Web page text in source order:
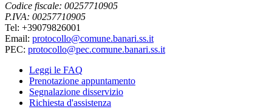
Codice fiscale: 00257710905
P.IVA: 00257710905
Tel: +39079826001
Email: protocollo@comune.banari.ss.it
PEC: protocollo@pec.comune.banari.ss.it
Leggi le FAQ
Prenotazione appuntamento
Segnalazione disservizio
Richiesta d'assistenza